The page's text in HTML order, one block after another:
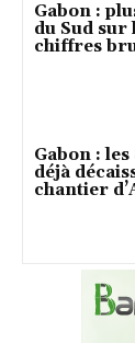
Gabon :
du Sud sur
chiffres
Gabon :
déjà
chantier